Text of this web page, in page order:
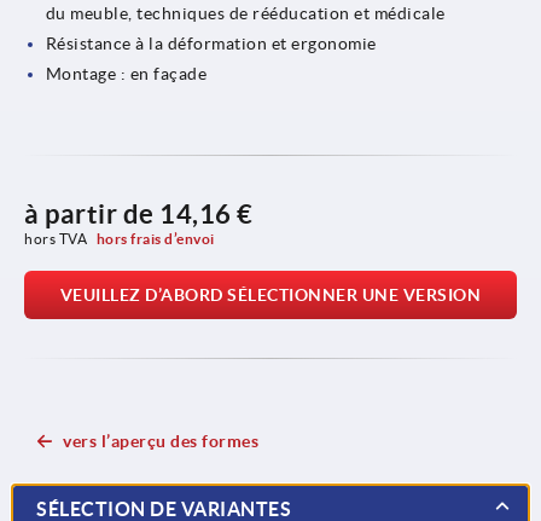
du meuble, techniques de rééducation et médicale
Résistance à la déformation et ergonomie
Montage : en façade
à partir de 14,16 €
hors TVA hors frais d’envoi
VEUILLEZ D’ABORD SÉLECTIONNER UNE VERSION
vers l’aperçu des formes
SÉLECTION DE VARIANTES